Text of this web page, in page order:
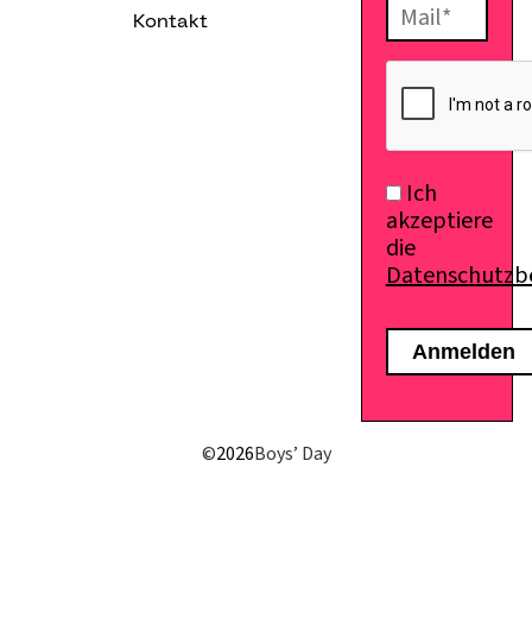
Kontakt
Ich
akzeptiere
die
©2026Boys’ Day